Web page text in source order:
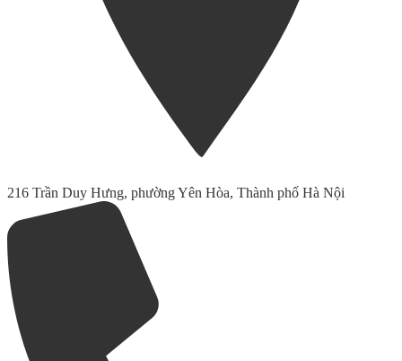
216 Trần Duy Hưng, phường Yên Hòa, Thành phố Hà Nội